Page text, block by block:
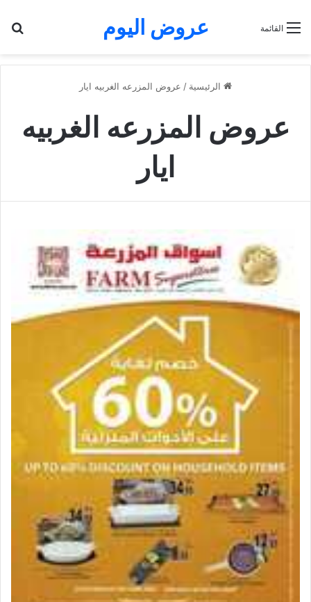
عروض اليوم القائمة
الرئيسية / عروض المزرعه الغربيه ايار
عروض المزرعه الغربيه
ايار